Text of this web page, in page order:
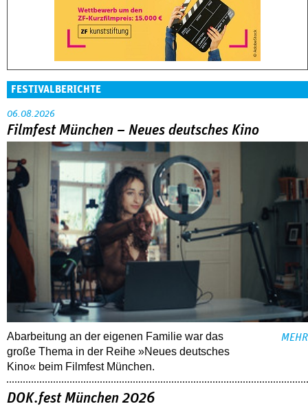
FESTIVALBERICHTE
06.08.2026
Filmfest München – Neues deutsches Kino
Abarbeitung an der eigenen Familie war das
große Thema in der Reihe »Neues deutsches
Kino« beim Filmfest München.
MEHR
DOK.fest München 2026